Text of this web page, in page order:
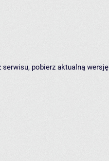
serwisu, pobierz aktualną wersję